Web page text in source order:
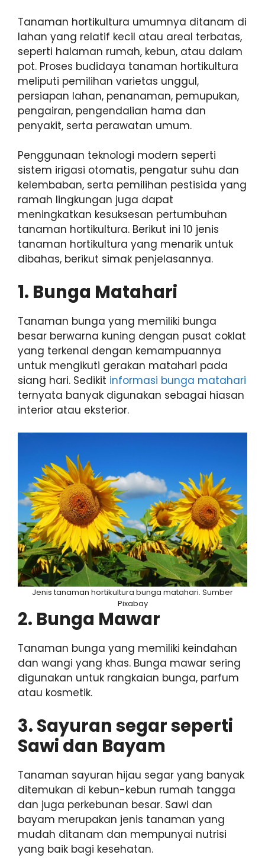
Tanaman hortikultura umumnya ditanam di
lahan yang relatif kecil atau areal terbatas,
seperti halaman rumah, kebun, atau dalam
pot. Proses budidaya tanaman hortikultura
meliputi pemilihan varietas unggul,
persiapan lahan, penanaman, pemupukan,
pengairan, pengendalian hama dan
penyakit, serta perawatan umum.
Penggunaan teknologi modern seperti
sistem irigasi otomatis, pengatur suhu dan
kelembaban, serta pemilihan pestisida yang
ramah lingkungan juga dapat
meningkatkan kesuksesan pertumbuhan
tanaman hortikultura. Berikut ini 10 jenis
tanaman hortikultura yang menarik untuk
dibahas, berikut simak penjelasannya.
1. Bunga Matahari
Tanaman bunga yang memiliki bunga
besar berwarna kuning dengan pusat coklat
yang terkenal dengan kemampuannya
untuk mengikuti gerakan matahari pada
siang hari. Sedikit informasi bunga matahari
ternyata banyak digunakan sebagai hiasan
interior atau eksterior.
Jenis tanaman hortikultura bunga matahari. Sumber
Pixabay
2. Bunga Mawar
Tanaman bunga yang memiliki keindahan
dan wangi yang khas. Bunga mawar sering
digunakan untuk rangkaian bunga, parfum
atau kosmetik.
3. Sayuran segar seperti
Sawi dan Bayam
Tanaman sayuran hijau segar yang banyak
ditemukan di kebun-kebun rumah tangga
dan juga perkebunan besar. Sawi dan
bayam merupakan jenis tanaman yang
mudah ditanam dan mempunyai nutrisi
yang baik bagi kesehatan.